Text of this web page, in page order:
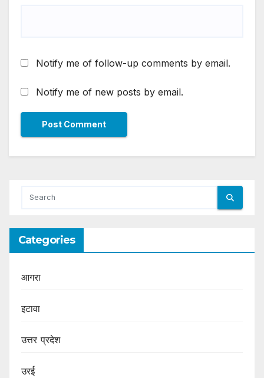
Notify me of follow-up comments by email.
Notify me of new posts by email.
Categories
आगरा
इटावा
उत्तर प्रदेश
उरई